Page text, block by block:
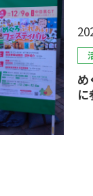
め
に